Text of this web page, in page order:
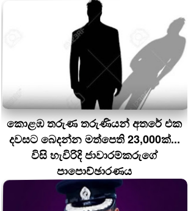
කොළඹ තරුණ තරුණියන් අතරේ එක
දවසට බෙදන්න මත්පෙති 23,000ක්...
විසි හැවිරිදි ජාවාරම්කරුගේ
පාපොච්ඡාරණය